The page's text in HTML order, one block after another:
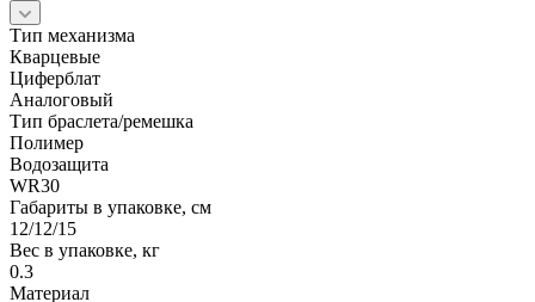
Тип механизма
Кварцевые
Циферблат
Аналоговый
Тип браслета/ремешка
Полимер
Водозащита
WR30
Габариты в упаковке, см
12/12/15
Вес в упаковке, кг
0.3
Материал